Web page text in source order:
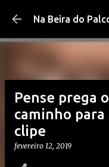
Pular
Na Beira do
Pense prega
caminho
clipe
fevereiro 12, 2019